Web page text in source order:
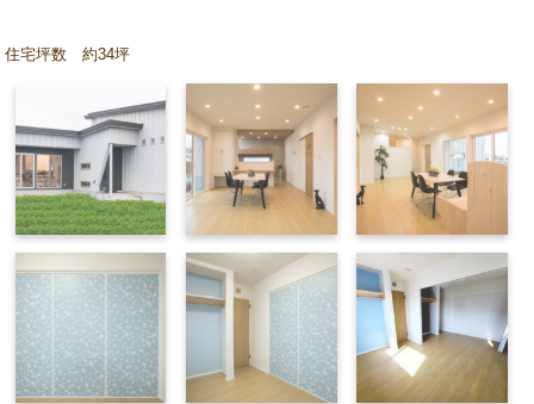
住宅坪数 約34坪